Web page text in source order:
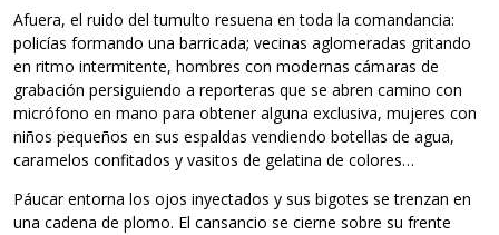
Afuera, el ruido del tumulto resuena en toda la comandancia:
policías formando una barricada; vecinas aglomeradas gritando
en ritmo intermitente, hombres con modernas cámaras de
grabación persiguiendo a reporteras que se abren camino con
micrófono en mano para obtener alguna exclusiva, mujeres con
niños pequeños en sus espaldas vendiendo botellas de agua,
caramelos confitados y vasitos de gelatina de colores…
Páucar entorna los ojos inyectados y sus bigotes se trenzan en
una cadena de plomo. El cansancio se cierne sobre su frente